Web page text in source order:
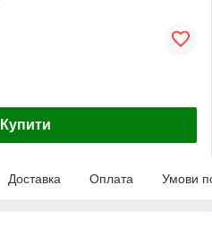
Купити
Доставка Оплата Умови